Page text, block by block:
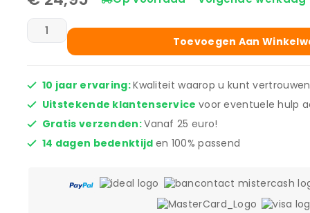
Toevoegen Aan
10 jaar ervaring:Kwaliteit waarop u kunt
Uitstekende klantenservice voor eventuele hulp
Gratis verzenden:Vanaf 25 euro!
14 dagen bedenktijd en 100% passend